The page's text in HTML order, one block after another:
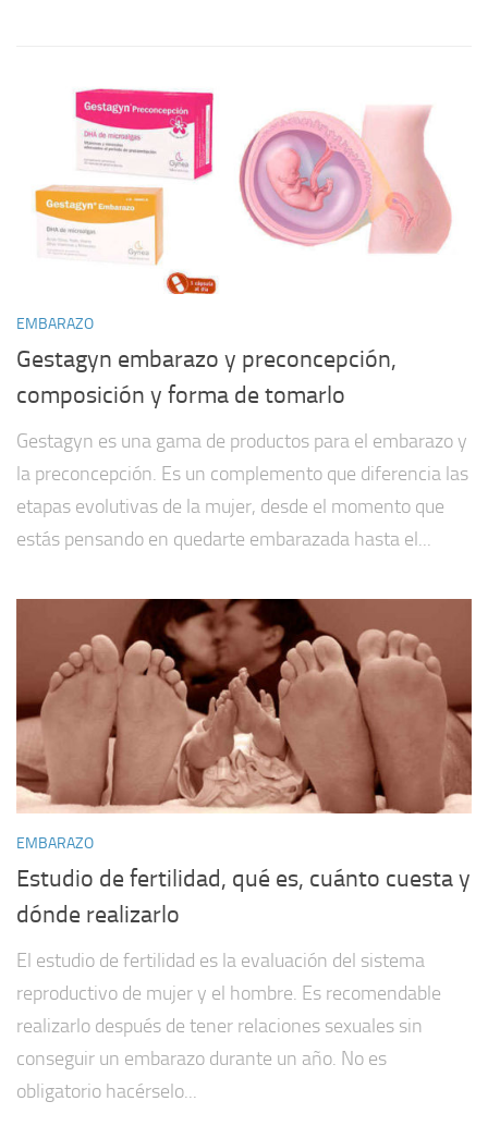
EMBARAZO
Gestagyn embarazo y preconcepción,
composición y forma de tomarlo
Gestagyn es una gama de productos para el embarazo y
la preconcepción. Es un complemento que diferencia las
etapas evolutivas de la mujer, desde el momento que
estás pensando en quedarte embarazada hasta el...
EMBARAZO
Estudio de fertilidad, qué es, cuánto cuesta y
dónde realizarlo
El estudio de fertilidad es la evaluación del sistema
reproductivo de mujer y el hombre. Es recomendable
realizarlo después de tener relaciones sexuales sin
conseguir un embarazo durante un año. No es
obligatorio hacérselo...